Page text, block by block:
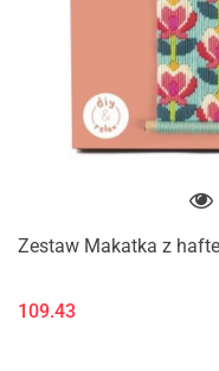
Zestaw Makatka z
109.43